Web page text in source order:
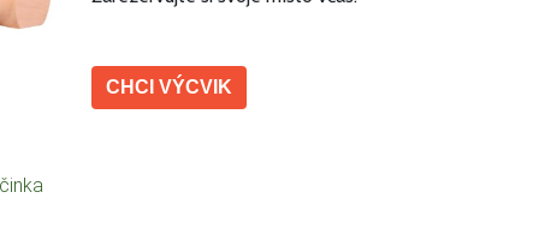
CHCI VÝCVIK